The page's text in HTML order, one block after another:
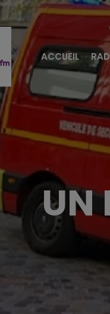
ACCUEIL
UN